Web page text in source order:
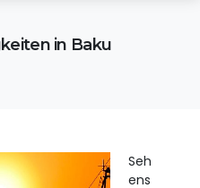
in Baku
Seh
ens